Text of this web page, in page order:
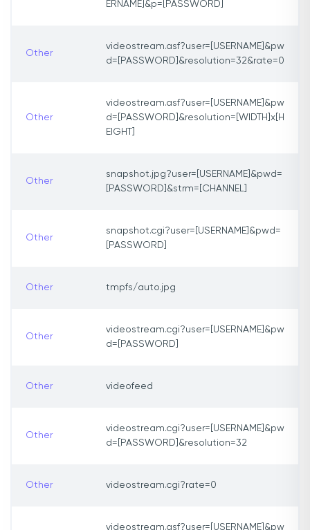
ERNAME]&p=[PASSWORD]
Other
videostream.asf?user=[USERNAME]&pw
d=[PASSWORD]&resolution=32&rate=0
Other
videostream.asf?user=[USERNAME]&pw
d=[PASSWORD]&resolution=[WIDTH]x[H
EIGHT]
Other
snapshot.jpg?user=[USERNAME]&pwd=
[PASSWORD]&strm=[CHANNEL]
Other
snapshot.cgi?user=[USERNAME]&pwd=
[PASSWORD]
Other tmpfs/auto.jpg
Other
videostream.cgi?user=[USERNAME]&pw
d=[PASSWORD]
Other videofeed
Other
videostream.cgi?user=[USERNAME]&pw
d=[PASSWORD]&resolution=32
Other videostream.cgi?rate=0
videostream.asf?user=[USERNAME]&pw